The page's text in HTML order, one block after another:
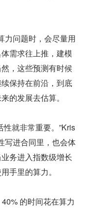
力问题时，会尽量用
需求往上推，建模
，这些预测有时候
保持在前沿，到底
的发展去估算。
就非常重要。”Kris
写进合同里，也会体
务进入指数级增长
手里的算力。
的时间花在算力